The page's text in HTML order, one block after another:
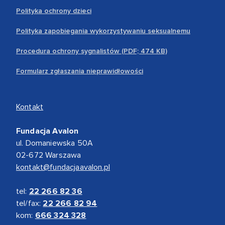
Polityka ochrony dzieci
Polityka zapobiegania wykorzystywaniu seksualnemu
Procedura ochrony sygnalistów (PDF; 474 KB)
Formularz zgłaszania nieprawidłowości
Kontakt
Fundacja Avalon
ul. Domaniewska 50A
02-672 Warszawa
kontakt@fundacjaavalon.pl
tel: 22 266 82 36
tel/fax: 22 266 82 94
kom: 666 324 328